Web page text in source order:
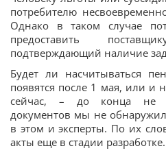
потребителю
Однако в таком случае
предоставить
подтверждающий наличие
Будет ли насчитываться
появятся после 1 мая, или и
сейчас, – до конца не
документов мы не
в этом и эксперты. По их
акты еще в стадии разработке.